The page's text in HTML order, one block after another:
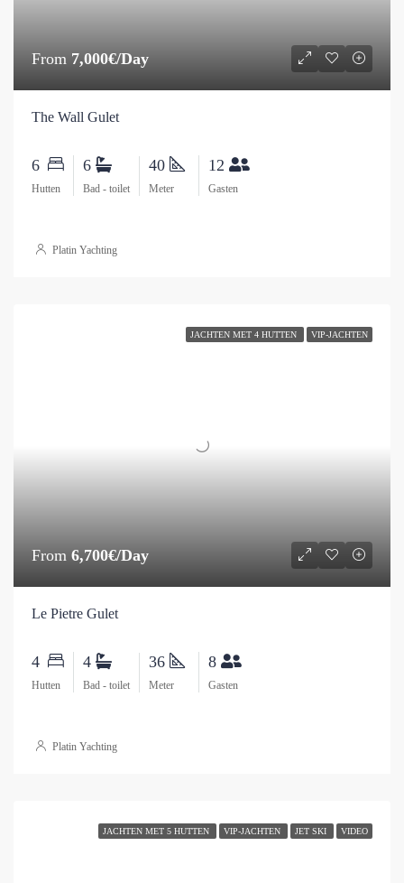
From 7,000€/Day
The Wall Gulet
6
Hutten
6
Bad - toilet
40
Meter
12
Gasten
Platin Yachting
JACHTEN MET 4 HUTTEN VIP-JACHTEN
From 6,700€/Day
Le Pietre Gulet
4
Hutten
4
Bad - toilet
36
Meter
8
Gasten
Platin Yachting
JACHTEN MET 5 HUTTEN VIP-JACHTEN JET SKI VIDEO